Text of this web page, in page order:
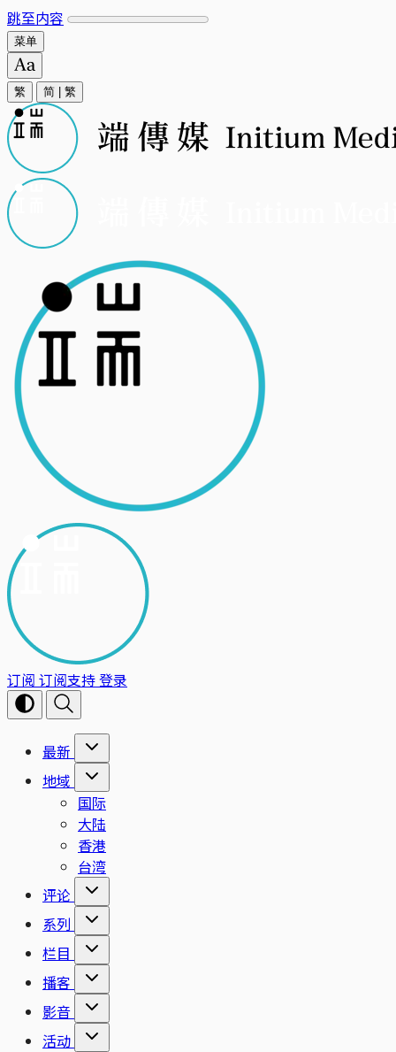
跳至内容
菜单
繁 简 繁
订阅 订阅支持登录
最新
地域
国际
大陆
香港
台湾
评论
系列
栏目
播客
影音
活动